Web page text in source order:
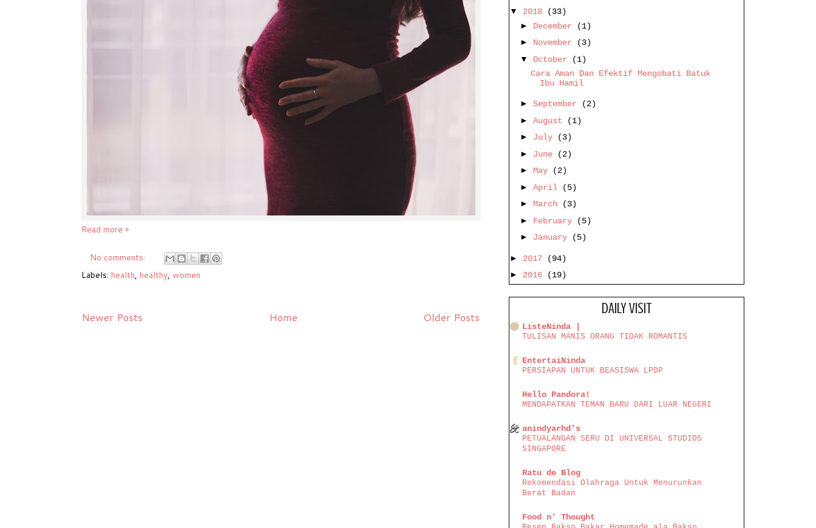
Read more »
No comments:
Labels: health, healthy, women
Newer Posts Older Posts
Home
▼ 2018
(33)
► December
(1)
► November
(3)
▼ October
(1)
Cara Aman Dan Efektif Mengobati Batuk
Ibu Hamil
► September
(2)
► August
(1)
► July
(3)
► June
(2)
► May
(2)
► April
(5)
► March
(3)
► February
(5)
► January (5)
► 2017
(94)
► 2016 (19)
DAILY VISIT
ListeNinda |
TULISAN MANIS ORANG TIDAK ROMANTIS
EntertaiNinda
PERSIAPAN UNTUK BEASISWA LPDP
Hello Pandora!
MENDAPATKAN TEMAN BARU DARI LUAR NEGERI
anindyarhd's
PETUALANGAN SERU DI UNIVERSAL STUDIOS
SINGAPORE
Ratu de Blog
Rekomendasi Olahraga Untuk Menurunkan
Berat Badan
Food n' Thought